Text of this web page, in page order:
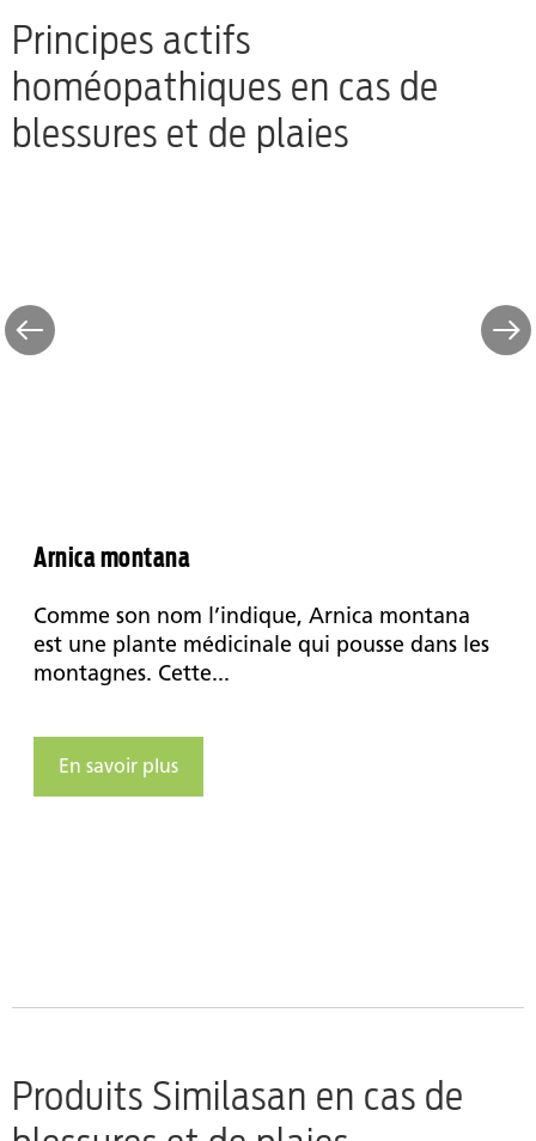
Principes actifs
homéopathiques en cas de
blessures et de plaies
Arnica montana
Comme son nom l’indique, Arnica montana
est une plante médicinale qui pousse dans les
montagnes. Cette...
En savoir plus
Produits Similasan en cas de